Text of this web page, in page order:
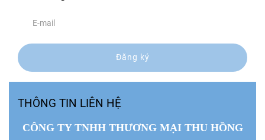
Đăng ký
THÔNG TIN LIÊN HỆ
CÔNG TY TNHH THƯƠNG MẠI THU HỒNG